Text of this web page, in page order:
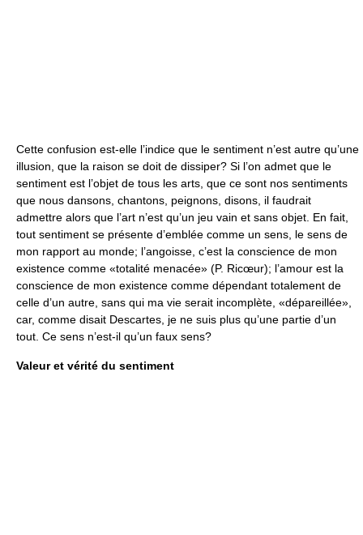
Cette confusion est-elle l’indice que le sentiment n’est autre qu’une
illusion, que la raison se doit de dissiper? Si l’on admet que le
sentiment est l’objet de tous les arts, que ce sont nos sentiments
que nous dansons, chantons, peignons, disons, il faudrait
admettre alors que l’art n’est qu’un jeu vain et sans objet. En fait,
tout sentiment se présente d’emblée comme un sens, le sens de
mon rapport au monde; l’angoisse, c’est la conscience de mon
existence comme «totalité menacée» (P. Ricœur); l’amour est la
conscience de mon existence comme dépendant totalement de
celle d’un autre, sans qui ma vie serait incomplète, «dépareillée»,
car, comme disait Descartes, je ne suis plus qu’une partie d’un
tout. Ce sens n’est-il qu’un faux sens?
Valeur et vérité du sentiment